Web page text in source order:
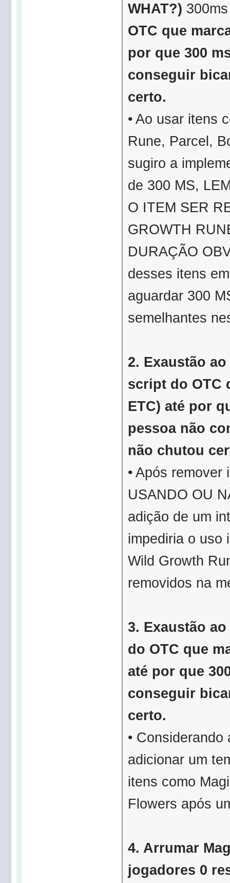
WHAT?)
OTC que
por que 300
conseguir
certo.
• Ao usar itens
Rune, Parcel,
sugiro a
de 300 MS,
O ITEM SER
GROWTH
DURAÇÃO
desses itens
aguardar 300
semelhantes
2. Exaustão
script do OTC
ETC) até por
pessoa não
não chutou
• Após
USANDO OU
adição de um
impediria o uso
Wild Growth
removidos na
3. Exaustão
do OTC que
até por que
conseguir
certo.
•
adicionar um
itens como
Flowers após
4. Arrumar
jogadores 0